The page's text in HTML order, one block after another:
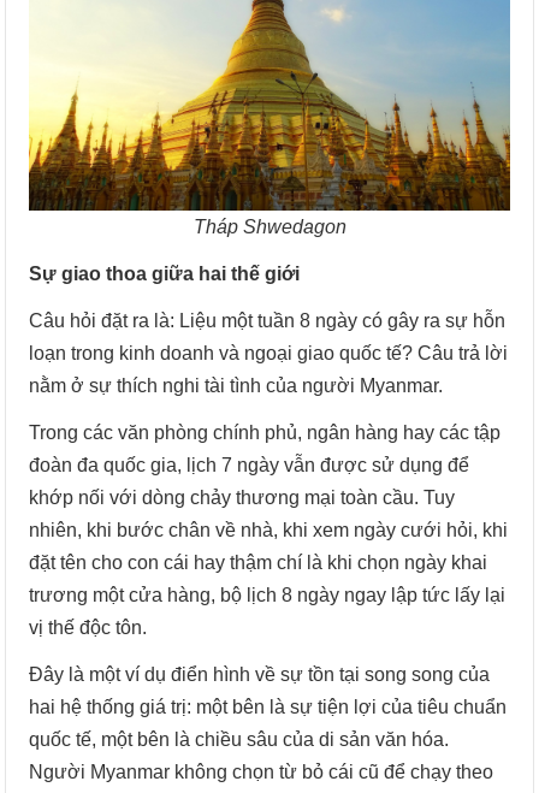
Tháp Shwedagon
Sự giao thoa giữa hai thế giới
Câu hỏi đặt ra là: Liệu một tuần 8 ngày có gây ra sự hỗn
loạn trong kinh doanh và ngoại giao quốc tế? Câu trả lời
nằm ở sự thích nghi tài tình của người Myanmar.
Trong các văn phòng chính phủ, ngân hàng hay các tập
đoàn đa quốc gia, lịch 7 ngày vẫn được sử dụng để
khớp nối với dòng chảy thương mại toàn cầu. Tuy
nhiên, khi bước chân về nhà, khi xem ngày cưới hỏi, khi
đặt tên cho con cái hay thậm chí là khi chọn ngày khai
trương một cửa hàng, bộ lịch 8 ngày ngay lập tức lấy lại
vị thế độc tôn.
Đây là một ví dụ điển hình về sự tồn tại song song của
hai hệ thống giá trị: một bên là sự tiện lợi của tiêu chuẩn
quốc tế, một bên là chiều sâu của di sản văn hóa.
Người Myanmar không chọn từ bỏ cái cũ để chạy theo